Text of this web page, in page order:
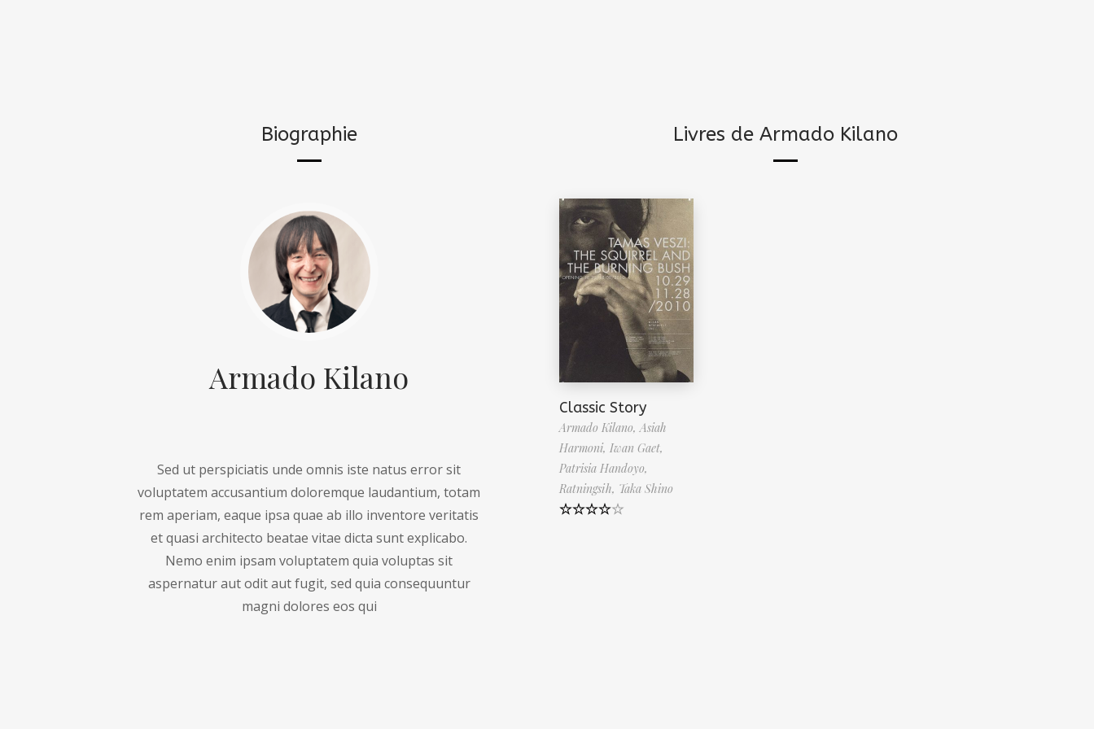
Biographie
Armado Kilano
Sed ut perspiciatis unde omnis iste natus error sit
voluptatem accusantium doloremque laudantium, totam
rem aperiam, eaque ipsa quae ab illo inventore veritatis
et quasi architecto beatae vitae dicta sunt explicabo.
Nemo enim ipsam voluptatem quia voluptas sit
aspernatur aut odit aut fugit, sed quia consequuntur
magni dolores eos qui
Livres de Armado Kilano
Classic Story
Armado Kilano,Asiah
Harmoni, Iwan Gaet,
Patrisia Handoyo,
Ratningsih, Taka Shino